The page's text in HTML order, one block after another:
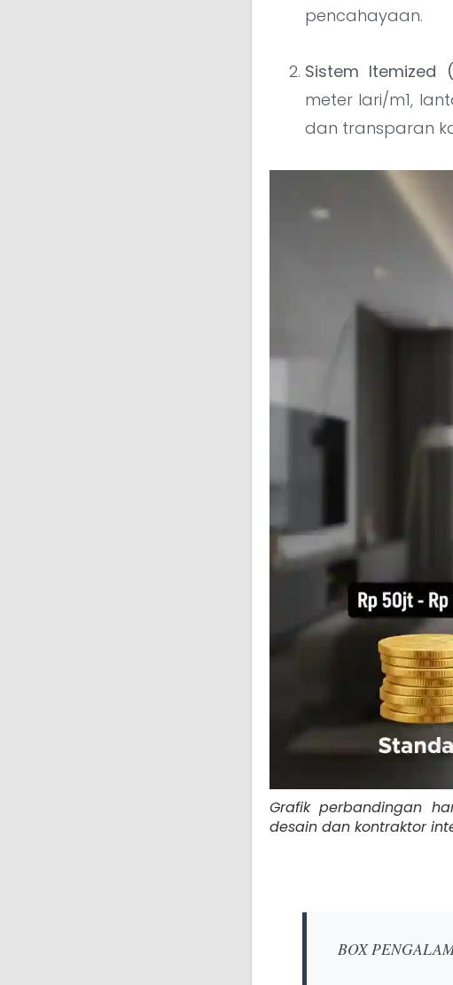
pencahayaan.
Sistem Itemized
meter lari/m1,
dan transparan
Grafik perbandingan
desain dan kontraktor
BOX